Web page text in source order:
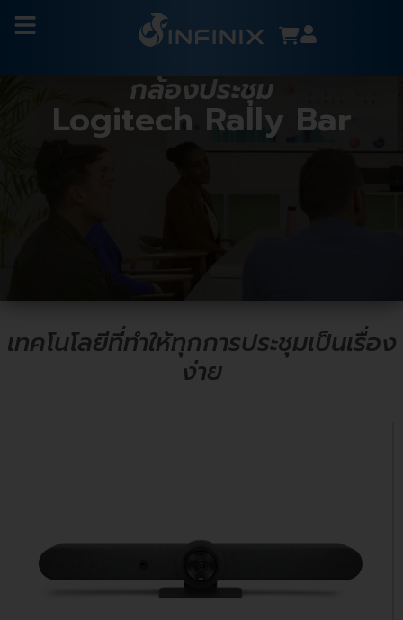
กล้องประชุม
Logitech Rally Bar
เทคโนโลยีที่ทำให้ทุกการประชุมเป็นเรื่อง
ง่าย